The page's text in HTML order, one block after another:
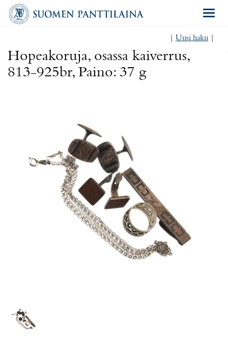
Uusi haku
Hopeakoruja, osassa kaiverrus,
813-925br, Paino: 37 g